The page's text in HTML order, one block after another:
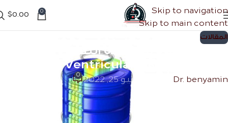
Skip to navigation
Skip to main content
0
$0.00
المقالات
تحليل أجهزة مساعدة البطين الأيسر
Left Ventricular Assist Devices
Dr. benyamin تشغيل يونيو 25, 2022
0
أجهزة مساعدة البطين الأيسر
Ventricular Assist Devices